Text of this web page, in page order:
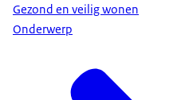
Gezond en veilig wonen
Onderwerp